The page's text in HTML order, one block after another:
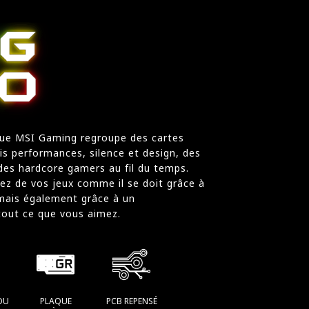
MSI Gaming regroupe des cartes
performances, silence et design, des
hardcore gamers au fil du temps.
de vos jeux comme il se doit grâce à
également grâce à un
ce que vous aimez.
PLAQUE
PCB REPENSÉ